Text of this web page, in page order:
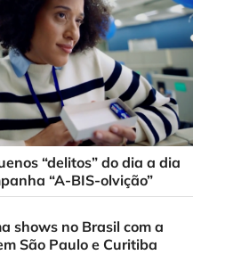
“delitos” do dia a dia
“A-BIS-olvição”
shows no Brasil com a
São Paulo e Curitiba